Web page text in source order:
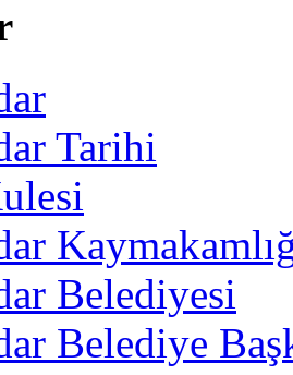
Tarihi
Belediyesi
Belediye